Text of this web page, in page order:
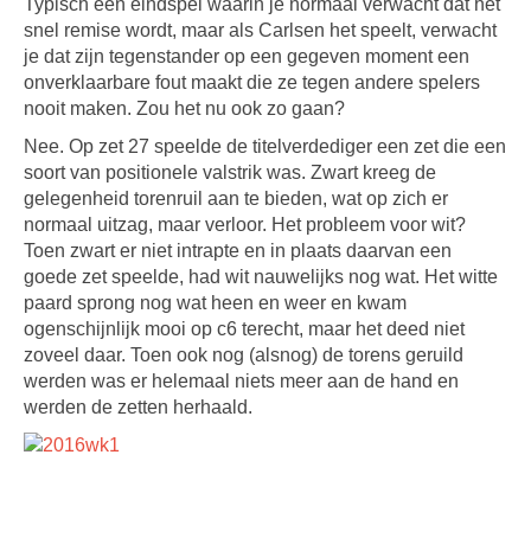
Typisch een eindspel waarin je normaal verwacht dat het
snel remise wordt, maar als Carlsen het speelt, verwacht
je dat zijn tegenstander op een gegeven moment een
onverklaarbare fout maakt die ze tegen andere spelers
nooit maken. Zou het nu ook zo gaan?
Nee. Op zet 27 speelde de titelverdediger een zet die een
soort van positionele valstrik was. Zwart kreeg de
gelegenheid torenruil aan te bieden, wat op zich er
normaal uitzag, maar verloor. Het probleem voor wit?
Toen zwart er niet intrapte en in plaats daarvan een
goede zet speelde, had wit nauwelijks nog wat. Het witte
paard sprong nog wat heen en weer en kwam
ogenschijnlijk mooi op c6 terecht, maar het deed niet
zoveel daar. Toen ook nog (alsnog) de torens geruild
werden was er helemaal niets meer aan de hand en
werden de zetten herhaald.